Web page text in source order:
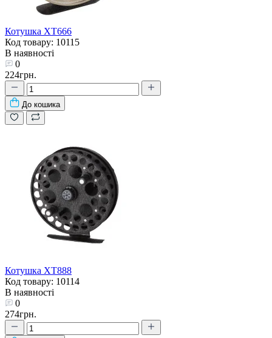
Котушка XT666
Код товару: 10115
В наявності
0
224грн.
До кошика
Котушка XT888
Код товару: 10114
В наявності
0
274грн.